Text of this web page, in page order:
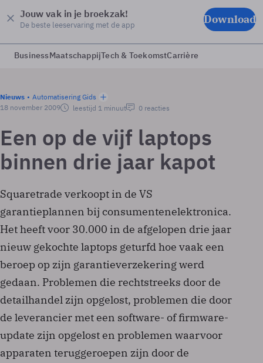
Jouw vak in je broekzak!
De beste leeservaring met de app Download
BusinessMaatschappijTech & ToekomstCarrière
Nieuws
Automatisering Gids
18 november 2009
leestijd 1 minuut 0 reacties
Een op de vijf laptops
binnen drie jaar kapot
Squaretrade verkoopt in de VS
garantieplannen bij consumentenelektronica.
Het heeft voor 30.000 in de afgelopen drie jaar
nieuw gekochte laptops geturfd hoe vaak een
beroep op zijn garantieverzekering werd
gedaan. Problemen die rechtstreeks door de
detailhandel zijn opgelost, problemen die door
de leverancier met een software- of firmware-
update zijn opgelost en problemen waarvoor
apparaten teruggeroepen zijn door de